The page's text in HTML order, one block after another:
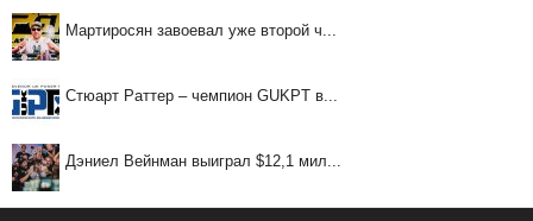
Мартиросян завоевал уже второй ч...
Стюарт Раттер – чемпион GUKPT в...
Дэниел Вейнман выиграл $12,1 мил...